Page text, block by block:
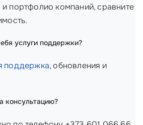
и портфолио компаний, сравните
услуги поддержки?
поддержка, обновления и
консультацию?